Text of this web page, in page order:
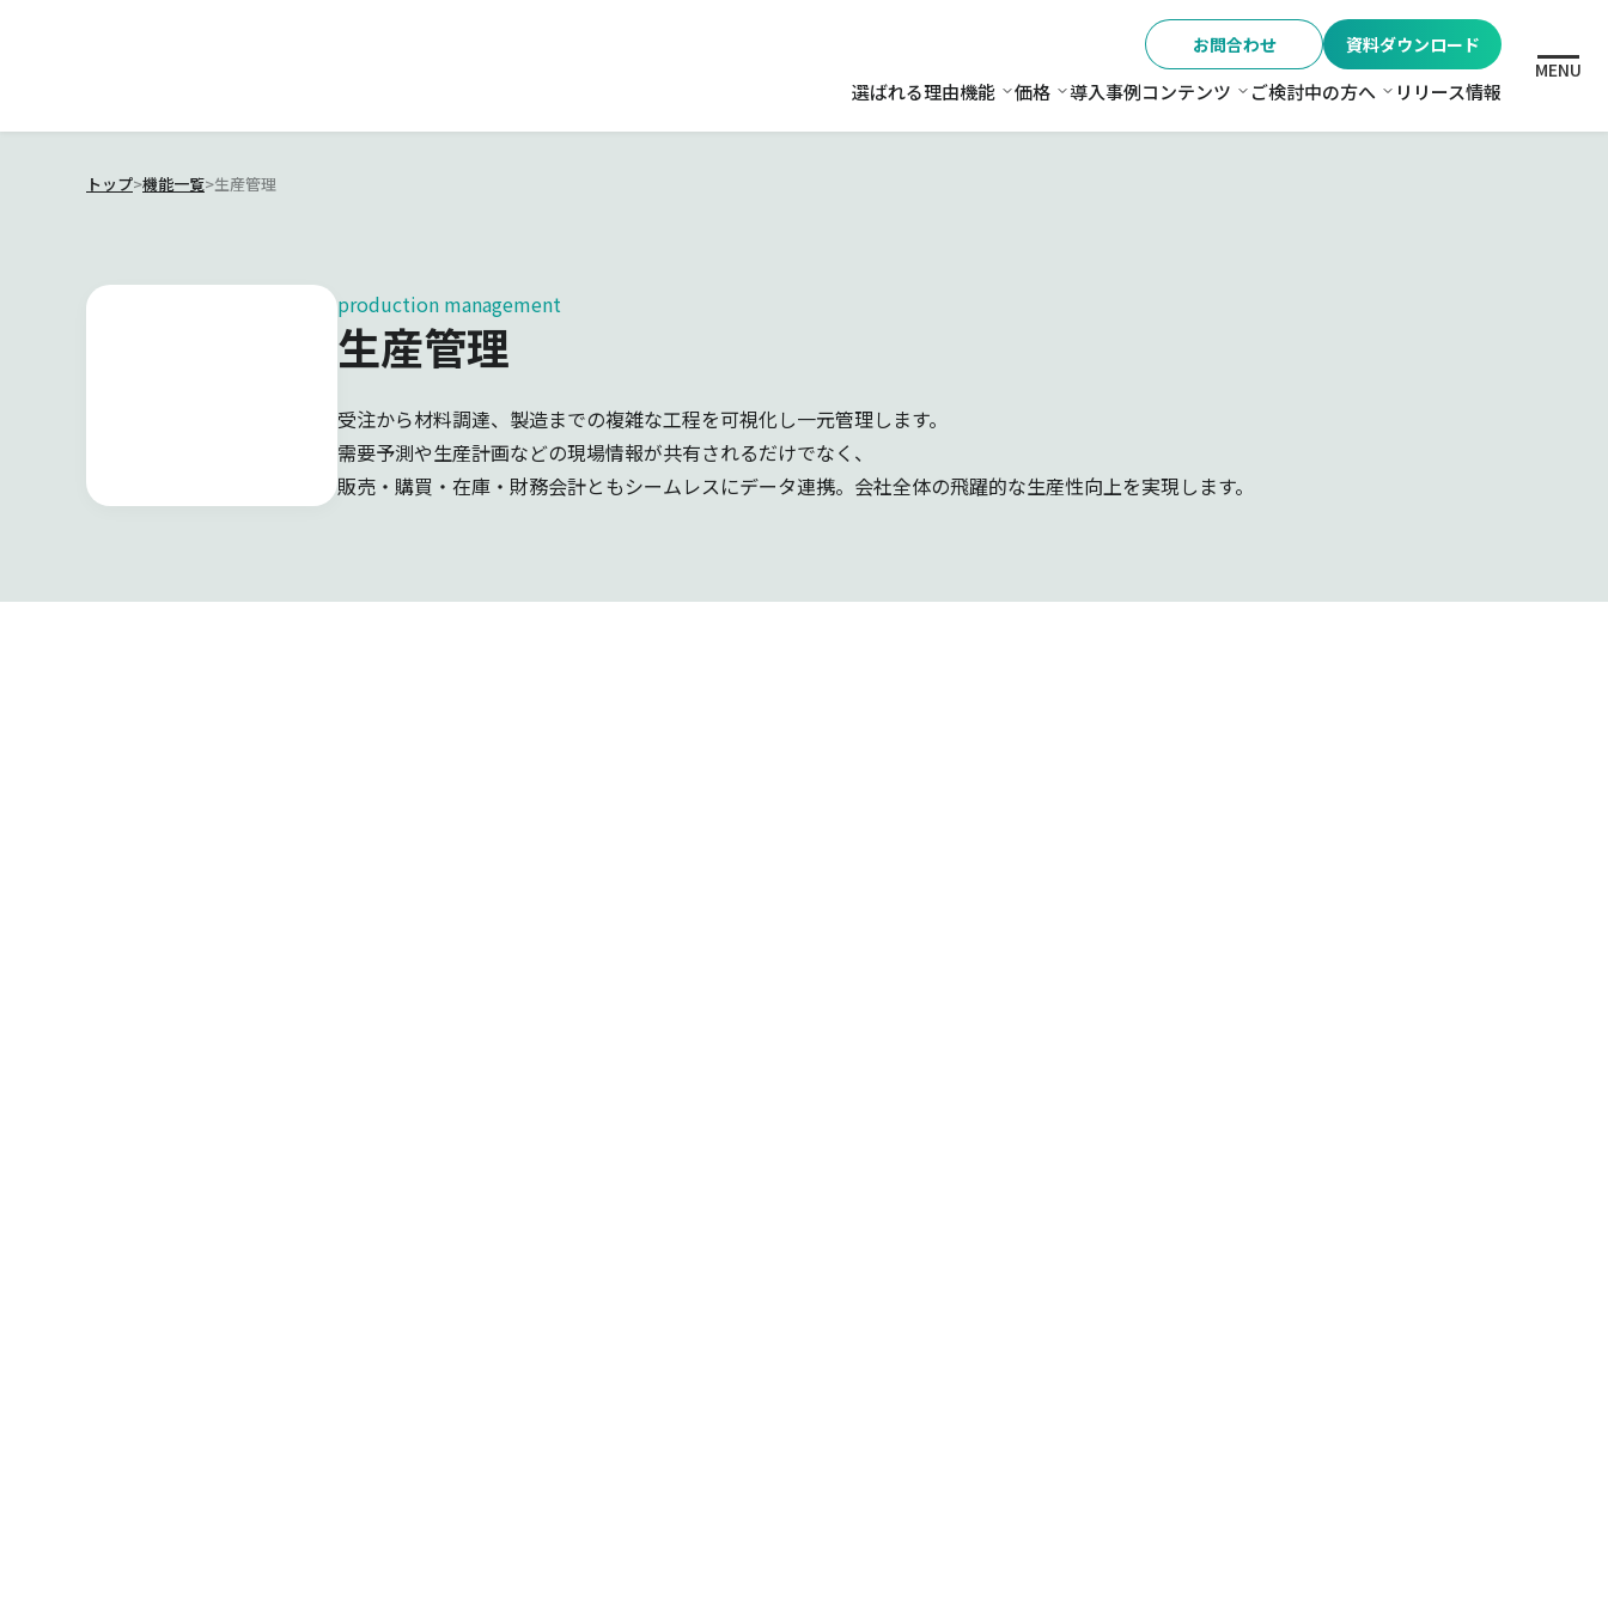
お問合わせ 資料ダウンロード
選ばれる理由機能 機能
価格 価格
導入事例コンテンツ コンテンツ
ご検討中の方へ ご検討中の方へ
リリース情報
MENU
トップ>機能一覧>生産管理
production management
生産管理
受注から材料調達、製造までの複雑な工程を可視化し一元管理します。
需要予測や生産計画などの現場情報が共有されるだけでなく、
販売・購買・在庫・財務会計ともシームレスにデータ連携。会社全体の飛躍的な生産性向上を実現します。